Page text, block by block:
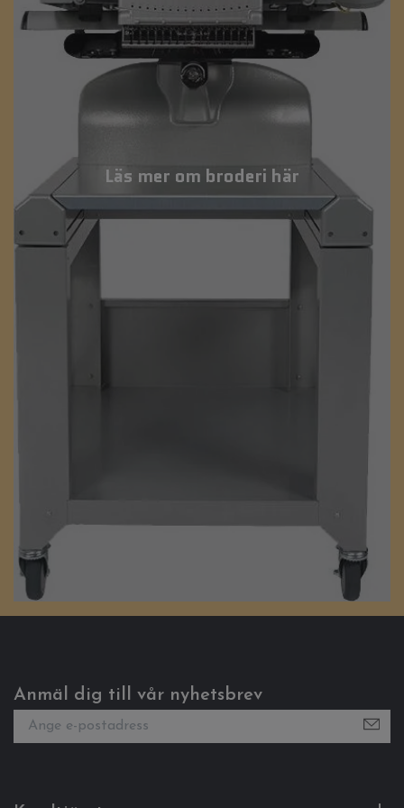
Läs mer om broderi här
Anmäl dig till vår nyhetsbrev